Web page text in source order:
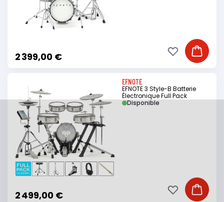
2 399,00 € Ajouter
Ajouter à ma
EFNOTE
EFNOTE 3 Style-B Batterie
Électronique Full Pack
2 499,00 €
Disponible
Ajouter
Ajouter à ma